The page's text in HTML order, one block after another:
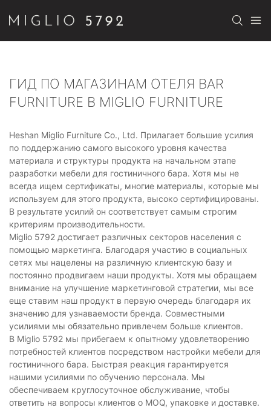
ГИД ПО МАГАЗИНАМ ОТЕЛЯ BAR
FURNITURE В MIGLIO FURNITURE
Heshan Miglio Furniture Co., Ltd. Прилагает большие усилия
по поддержанию самого высокого уровня качества
материала и структуры продукта на начальном этапе
разработки мебели для гостиничного бара. Хотя мы не
всегда ищем сертификаты, многие материалы, которые мы
используем для этого продукта, высоко сертифицированы.
В результате усилий он соответствует самым строгим
критериям производительности.
Miglio 5792 достигает различных секторов населения с
помощью маркетинга. Благодаря участию в социальных
сетях мы нацелены на различную клиентскую базу и
постоянно продвигаем наши продукты. Хотя мы обращаем
внимание на улучшение маркетинговой стратегии, мы все
еще ставим наш продукт в первую очередь благодаря их
значению для узнаваемости бренда. Совместными
усилиями мы обязательно привлечем больше клиентов.
В Miglio 5792 мы прибегаем к опытному удовлетворению
потребностей клиентов посредством настройки мебели для
гостиничного бара. Быстрая реакция гарантируется
нашими усилиями по обучению персонала. Мы
обеспечиваем круглосуточное обслуживание, чтобы
ответить на вопросы клиентов о MOQ, упаковке и доставке.